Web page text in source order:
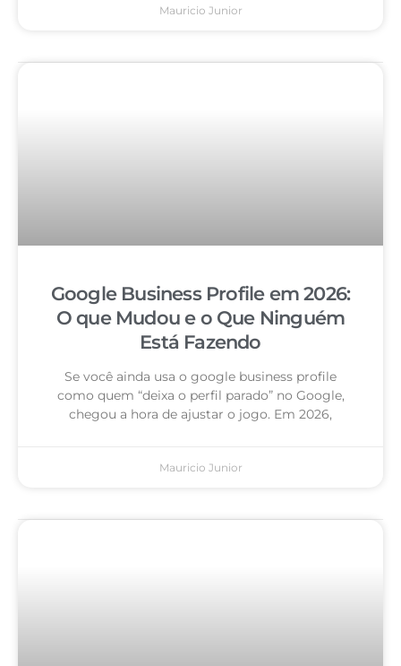
Mauricio Junior
Google Business Profile em 2026:
O que Mudou e o Que Ninguém
Está Fazendo
Se você ainda usa o google business profile
como quem “deixa o perfil parado” no Google,
chegou a hora de ajustar o jogo. Em 2026,
Mauricio Junior